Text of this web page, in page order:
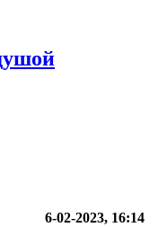
6-02-2023, 16:14